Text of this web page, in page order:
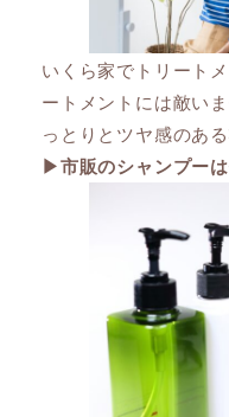
いくら家でトリート
ートメントには敵い
っとりとツヤ感のあ
▶︎市販のシャンプーは